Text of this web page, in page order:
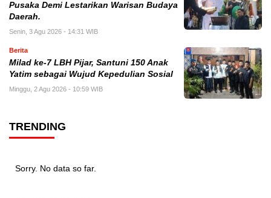
Pusaka Demi Lestarikan Warisan Budaya
Daerah.
Senin, 3 Agu 2026 - 14:31 WIB
Berita
Milad ke-7 LBH Pijar, Santuni 150 Anak
Yatim sebagai Wujud Kepedulian Sosial
Minggu, 2 Agu 2026 - 10:59 WIB
TRENDING
Sorry. No data so far.